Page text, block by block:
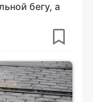
бегу, а